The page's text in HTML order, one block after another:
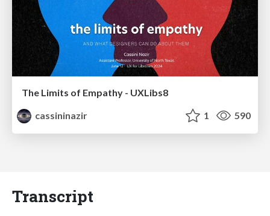
The Limits of Empathy - UXLibs8
cassininazir
1 590
Transcript